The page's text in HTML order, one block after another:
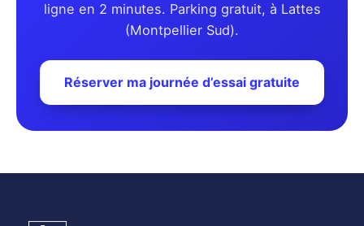
ligne en 2 minutes. Parking gratuit, à Lattes
(Montpellier Sud).
Réserver ma journée d’essai gratuite